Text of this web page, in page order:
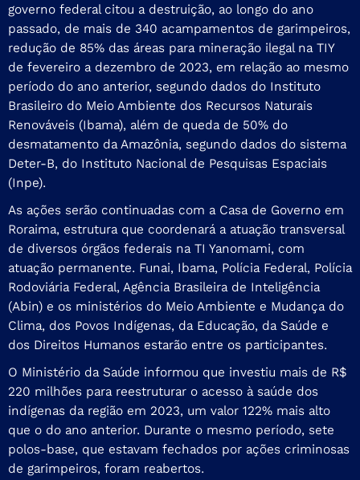
governo federal citou a destruição, ao longo do ano
passado, de mais de 340 acampamentos de garimpeiros,
redução de 85% das áreas para mineração ilegal na TIY
de fevereiro a dezembro de 2023, em relação ao mesmo
período do ano anterior, segundo dados do Instituto
Brasileiro do Meio Ambiente dos Recursos Naturais
Renováveis (Ibama), além de queda de 50% do
desmatamento da Amazônia, segundo dados do sistema
Deter-B, do Instituto Nacional de Pesquisas Espaciais
(Inpe).
As ações serão continuadas com a Casa de Governo em
Roraima, estrutura que coordenará a atuação transversal
de diversos órgãos federais na TI Yanomami, com
atuação permanente. Funai, Ibama, Polícia Federal, Polícia
Rodoviária Federal, Agência Brasileira de Inteligência
(Abin) e os ministérios do Meio Ambiente e Mudança do
Clima, dos Povos Indígenas, da Educação, da Saúde e
dos Direitos Humanos estarão entre os participantes.
O Ministério da Saúde informou que investiu mais de R$
220 milhões para reestruturar o acesso à saúde dos
indígenas da região em 2023, um valor 122% mais alto
que o do ano anterior. Durante o mesmo período, sete
polos-base, que estavam fechados por ações criminosas
de garimpeiros, foram reabertos.